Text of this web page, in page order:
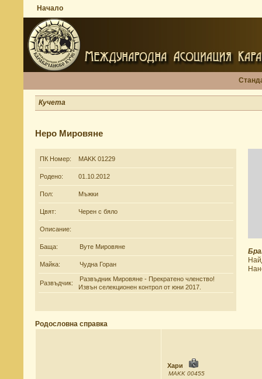
Начало
Кучета
Неро Мировяне
ПК Номер: MAKK 01229
Родено: 01.10.2012
Пол: Мъжки
Цвят: Черен с бяло
Описание:
Баща: Вуте Мировяне
Майка: Чудна Горан
Развъдчик:
Развъдник Мировяне - Прекратено членство!
Извън селекционен контрол от юни 2017.
Родословна справка
Хари
MAKK 00455